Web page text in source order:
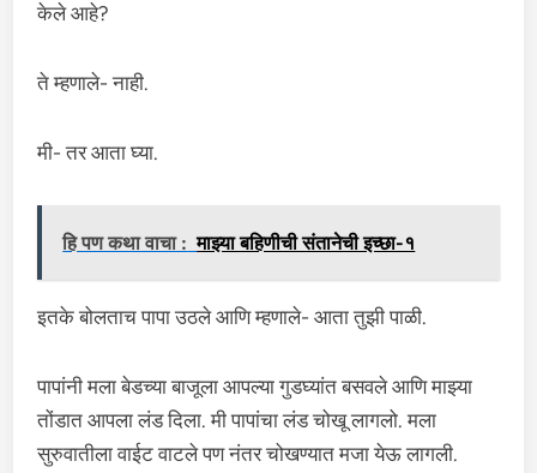
केले आहे?
ते म्हणाले- नाही.
मी- तर आता घ्या.
हि पण कथा वाचा : माझ्या बहिणीची संतानेची इच्छा-१
इतके बोलताच पापा उठले आणि म्हणाले- आता तुझी पाळी.
पापांनी मला बेडच्या बाजूला आपल्या गुडघ्यांत बसवले आणि माझ्या
तोंडात आपला लंड दिला. मी पापांचा लंड चोखू लागलो. मला
सुरुवातीला वाईट वाटले पण नंतर चोखण्यात मजा येऊ लागली.